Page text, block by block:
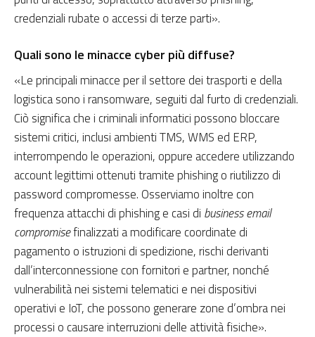
credenziali rubate o accessi di terze parti».
Quali sono le minacce cyber più diffuse?
«Le principali minacce per il settore dei trasporti e della
logistica sono i ransomware, seguiti dal furto di credenziali.
Ciò significa che i criminali informatici possono bloccare
sistemi critici, inclusi ambienti TMS, WMS ed ERP,
interrompendo le operazioni, oppure accedere utilizzando
account legittimi ottenuti tramite phishing o riutilizzo di
password compromesse. Osserviamo inoltre con
frequenza attacchi di phishing e casi di business email
compromisefinalizzati a modificare coordinate di
pagamento o istruzioni di spedizione, rischi derivanti
dall’interconnessione con fornitori e partner, nonché
vulnerabilità nei sistemi telematici e nei dispositivi
operativi e IoT, che possono generare zone d’ombra nei
processi o causare interruzioni delle attività fisiche».